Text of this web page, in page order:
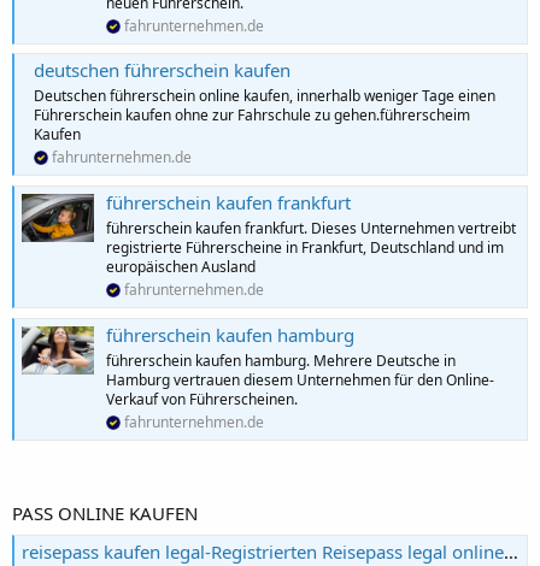
fahrunternehmen.de
deutschen führerschein kaufen
Deutschen führerschein online kaufen, innerhalb weniger Tage einen
Führerschein kaufen ohne zur Fahrschule zu gehen.führerscheim
Kaufen
fahrunternehmen.de
führerschein kaufen frankfurt
führerschein kaufen frankfurt. Dieses Unternehmen vertreibt
registrierte Führerscheine in Frankfurt, Deutschland und im
europäischen Ausland
fahrunternehmen.de
führerschein kaufen hamburg
führerschein kaufen hamburg. Mehrere Deutsche in
Hamburg vertrauen diesem Unternehmen für den Online-
Verkauf von Führerscheinen.
fahrunternehmen.de
PASS ONLINE KAUFEN
reisepass kaufen legal-Registrierten Reisepass legal online kaufen